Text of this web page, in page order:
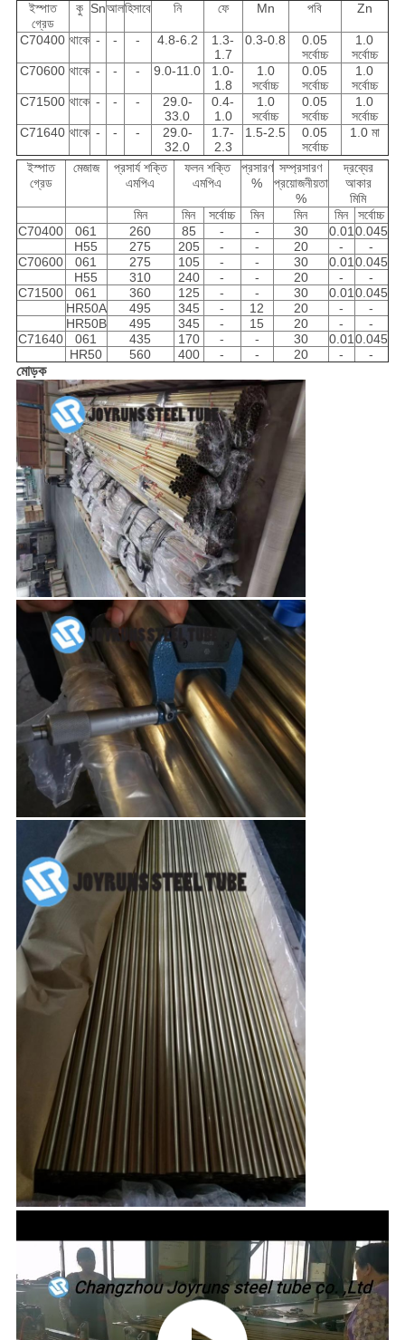
ইস্পাত
গ্রেড
কু Snআলহিসাবে নি ফে Mn পবি Zn
C70400 থাকে - - - 4.8-6.2
1.3-
1.7
0.3-0.8
0.05
সর্বোচ্চ
1.0
সর্বোচ্চ
C70600 থাকে - - - 9.0-11.0
1.0-
1.8
1.0
সর্বোচ্চ
0.05
সর্বোচ্চ
1.0
সর্বোচ্চ
C71500 থাকে - - -
29.0-
33.0
0.4-
1.0
1.0
সর্বোচ্চ
0.05
সর্বোচ্চ
1.0
সর্বোচ্চ
C71640 থাকে - - -
29.0-
32.0
1.7-
2.3
1.5-2.5
0.05
সর্বোচ্চ
1.0 মা
ইস্পাত
গ্রেড
মেজাজ
প্রসার্য শক্তি
এমপিএ
ফলন শক্তি
এমপিএ
প্রসারণ
%
সম্প্রসারণ
প্রয়োজনীয়তা
%
দ্রব্যের
আকার
মিমি
মিন
মিন সর্বোচ্চ মিন মিন মিন
সর্বোচ্চ
C70400
061 260 85 - - 30 0.010.045
H55
275 205 - - 20 -
-
C70600
061 275 105 - - 30 0.010.045
H55
310 240 - - 20 -
-
C71500
061 360 125 - - 30 0.010.045
HR50A
495 345 - 12 20 -
-
HR50B
495 345 - 15 20 -
-
C71640
061 435 170 - - 30 0.010.045
HR50
560 400 - - 20 - -
মোড়ক